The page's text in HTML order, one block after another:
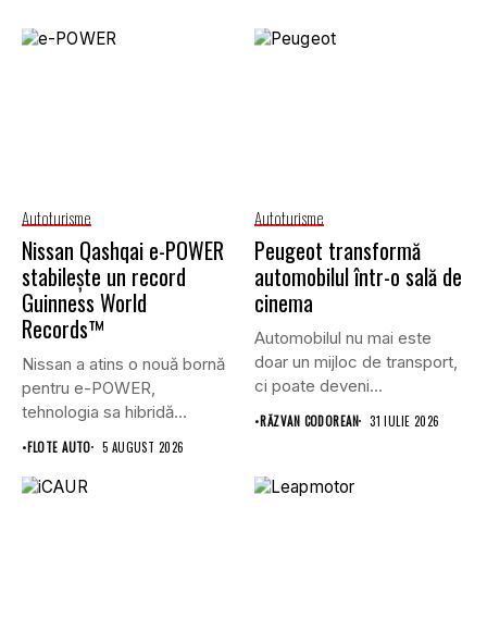
Autoturisme
Nissan Qashqai e-POWER
stabilește un record
Guinness World
Records™
Nissan a atins o nouă bornă
pentru e-POWER,
tehnologia sa hibridă
unică,...
•FLOTE AUTO 5 AUGUST 2026
Autoturisme
Peugeot transformă
automobilul într-o sală de
cinema
Automobilul nu mai este
doar un mijloc de transport,
ci poate deveni...
•RĂZVAN CODOREAN 31 IULIE 2026